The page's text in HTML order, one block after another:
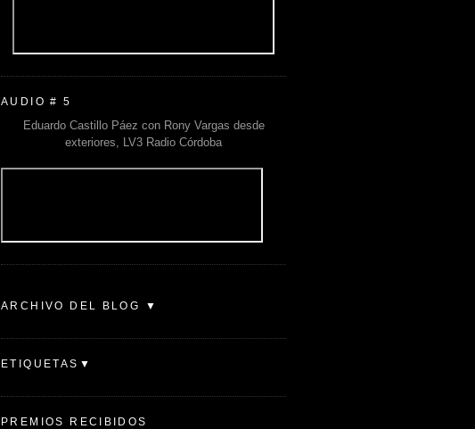
AUDIO # 5
Eduardo Castillo Páez con Rony Vargas desde
exteriores, LV3 Radio Córdoba
ARCHIVO DEL BLOG ▼
ETIQUETAS▼
PREMIOS RECIBIDOS